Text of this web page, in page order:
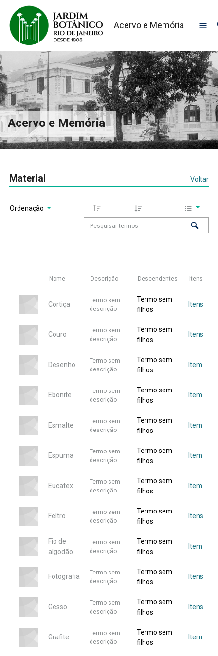
Acervo e Memória
Acervo e Memória
Material Voltar
Ordenação
Nome Descrição Descendentes Itens
Cortiça
Termo sem
descrição
Termo sem
filhos
Itens
Couro
Termo sem
descrição
Termo sem
filhos
Itens
Desenho
Termo sem
descrição
Termo sem
filhos
Item
Ebonite
Termo sem
descrição
Termo sem
filhos
Item
Esmalte
Termo sem
descrição
Termo sem
filhos
Item
Espuma
Termo sem
descrição
Termo sem
filhos
Item
Eucatex
Termo sem
descrição
Termo sem
filhos
Item
Feltro
Termo sem
descrição
Termo sem
filhos
Itens
Fio de
algodão
Termo sem
descrição
Termo sem
filhos
Item
Fotografia
Termo sem
descrição
Termo sem
filhos
Itens
Gesso
Termo sem
descrição
Termo sem
filhos
Itens
Grafite
Termo sem
descrição
Termo sem
filhos
Item